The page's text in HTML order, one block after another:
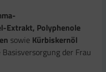
Extrakt, Polyphenole
sowie Kürbiskernöl
der Frau